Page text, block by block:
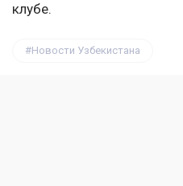
клубе.
Новости Узбекистана